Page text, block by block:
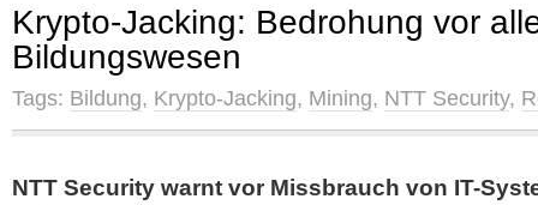
Krypto-Jacking: Bedrohung vor
Bildungswesen
Tags: Bildung, Krypto-Jacking, Mining, NTT Security,
NTT Security warnt vor Missbrauch von IT-